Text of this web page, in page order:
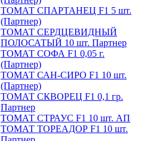
ТОМАТ СПАРТАНЕЦ F1 5 шт.
(Партнер)
ТОМАТ СЕРДЦЕВИДНЫЙ
ПОЛОСАТЫЙ 10 шт. Партнер
ТОМАТ СОФА F1 0,05 г.
(Партнер)
ТОМАТ САН-СИРО F1 10 шт.
(Партнер)
ТОМАТ СКВОРЕЦ F1 0,1 гр.
Партнер
ТОМАТ СТРАУС F1 10 шт. АП
ТОМАТ ТОРЕАДОР F1 10 шт.